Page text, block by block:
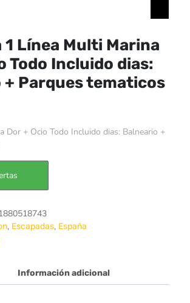
1 Línea Multi Marina
Todo Incluido dias:
+ Parques tematicos
Dor + Ocio Todo Incluido dias: Balneario +
, Escapadas, España
Información adicional